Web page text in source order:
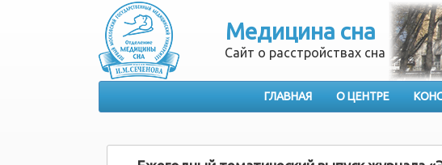
Медицина сна
Сайт о расстройствах сна
ГЛАВНАЯ О ЦЕНТРЕ